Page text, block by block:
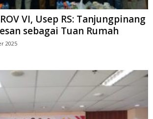
VI, Usep RS: Tanjungpinang
sebagai Tuan Rumah
2025